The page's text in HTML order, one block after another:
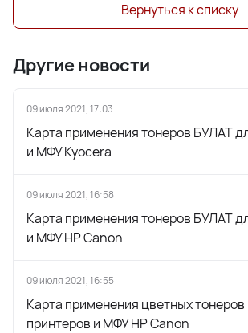
Вернуться к списку
Другие новости
09 июля 2021, 17:03
Карта применения тонеров БУЛАТ
и МФУ Kyocera
09 июля 2021, 16:58
Карта применения тонеров БУЛАТ
и МФУ HP Canon
09 июля 2021, 16:55
Карта применения цветных
принтеров и МФУ HP Canon